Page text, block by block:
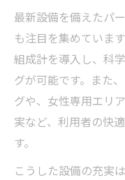
最新設備を備えたパ
も注目を集めていま
組成計を導入し、科
グが可能です。また
グや、女性専用エリ
実など、利用者の快
す。
こうした設備の充実